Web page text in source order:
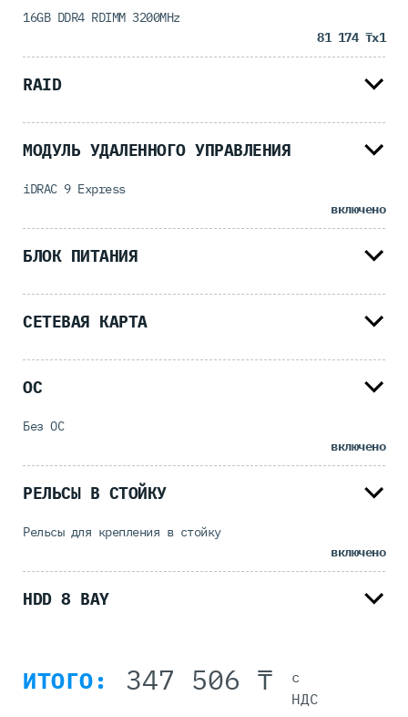
16GB DDR4 RDIMM 3200MHz
81 174 ₸x1
RAID
МОДУЛЬ УДАЛЕННОГО УПРАВЛЕНИЯ
iDRAC 9 Express
включено
БЛОК ПИТАНИЯ
СЕТЕВАЯ КАРТА
ОС
Без ОС
включено
РЕЛЬСЫ В СТОЙКУ
Рельсы для крепления в стойку
включено
HDD 8 BAY
ИТОГО: 347 506 ₸
с
НДС